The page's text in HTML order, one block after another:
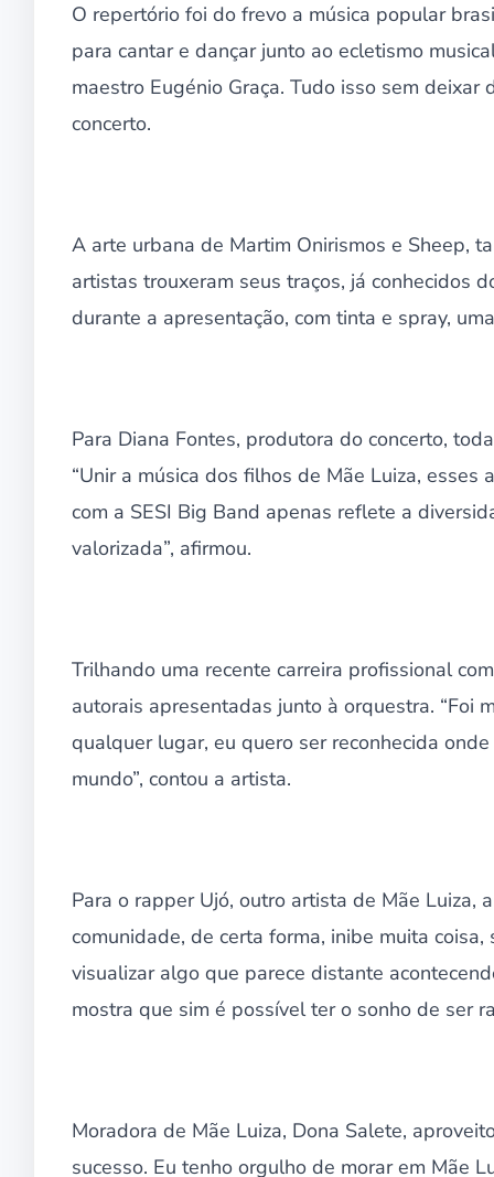
O repertório foi do frevo a música popular
para cantar e dançar junto ao ecletismo
maestro Eugénio Graça. Tudo isso sem
concerto.
A arte urbana de Martim Onirismos e Sheep,
artistas trouxeram seus traços, já conhecidos
durante a apresentação, com tinta e spray,
Para Diana Fontes, produtora do concerto,
“Unir a música dos filhos de Mãe Luiza,
com a SESI Big Band apenas reflete a
valorizada”, afirmou.
Trilhando uma recente carreira profissional
autorais apresentadas junto à orquestra. “Foi
qualquer lugar, eu quero ser reconhecida
mundo”, contou a artista.
Para o rapper Ujó, outro artista de Mãe Luiza,
comunidade, de certa forma, inibe muita
visualizar algo que parece distante
mostra que sim é possível ter o sonho de ser
Moradora de Mãe Luiza, Dona Salete,
sucesso. Eu tenho orgulho de morar em Mãe